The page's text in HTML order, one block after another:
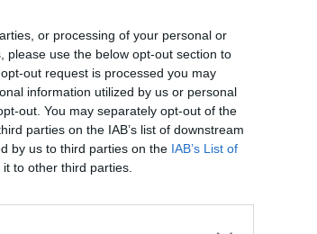
or processing of your personal or
please use the below opt-out section to
out request is processed you may
information utilized by us or personal
out. You may separately opt-out of the
parties on the IAB’s list of downstream
by us to third parties on the IAB’s List of
to other third parties.